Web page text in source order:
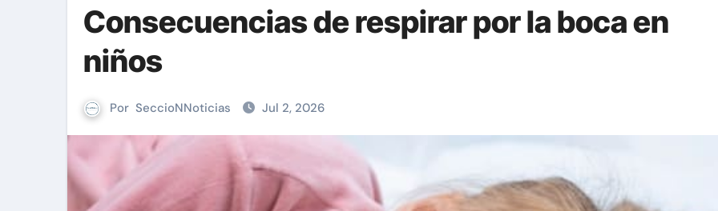
Consecuencias de respirar por la boca en
niños
Por SeccioNNoticias Jul 2, 2026